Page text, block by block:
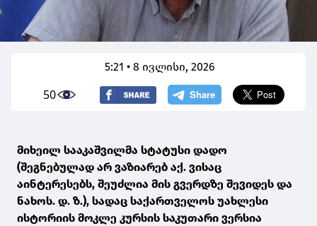
5:21 • 8 ივლისი, 2026
50
მიხეილ სააკაშვილმა სტატუსი დადო
(შეგნებულად არ ვაზიარებ აქ. ვისაც
აინტერესებს, შეუძლია მის გვერდზე შევიდეს და
ნახოს. დ. ზ.), სადაც საქართველოს უახლესი
ისტორიის მოკლე კურსის საკუთარი ვერსია